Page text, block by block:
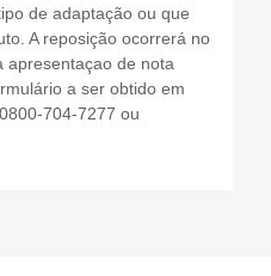
de adaptação ou que
A reposição ocorrerá no
apresentaçao de nota
a ser obtido em
704-7277 ou